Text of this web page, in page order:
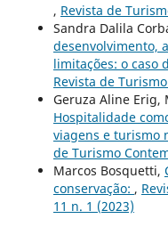
, Revista de
Sandra Dalila
desenvolvimento,
limitações: o caso
Revista de
Geruza Aline Erig,
Hospitalidade
viagens e turismo
de Turismo
Marcos Bosquetti,
conservação: ,
11 n. 1 (2023)